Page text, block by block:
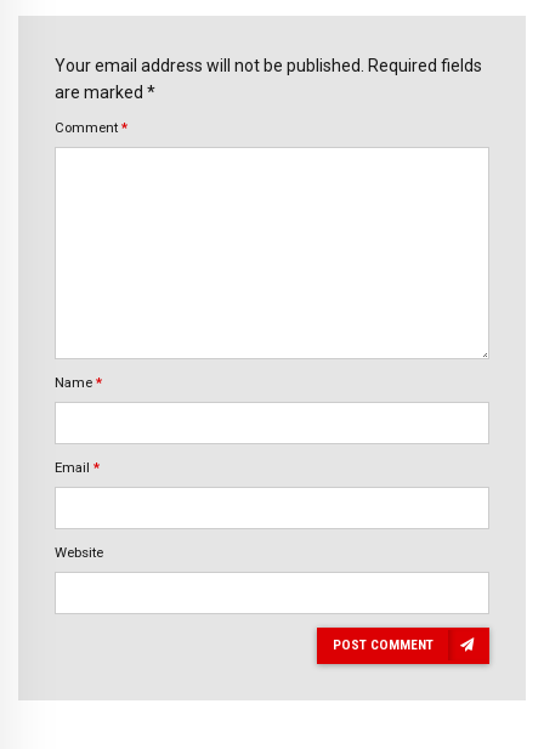
Your email address will not be published. Required fields
are marked *
Comment *
Name *
Email *
Website
POST COMMENT